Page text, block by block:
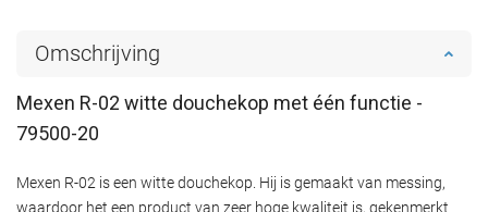
Omschrijving
Mexen R-02 witte douchekop met één functie -
79500-20
Mexen R-02 is een witte douchekop. Hij is gemaakt van messing,
waardoor het een product van zeer hoge kwaliteit is, gekenmerkt